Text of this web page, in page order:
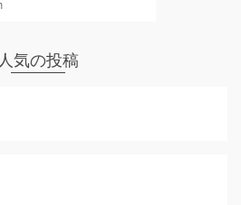
人気の投稿